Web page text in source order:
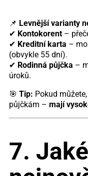
📌 Levnější varianty
✔ Kontokorent–
✔ Kreditní karta –
(obvykle 55 dní).
✔ Rodinná půjčka –
úroků.
🎯 Tip: Pokud
půjčkám – mají
7.